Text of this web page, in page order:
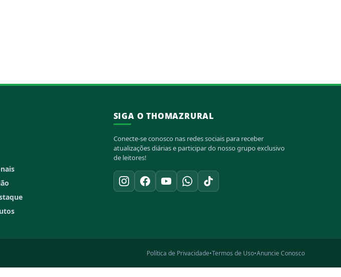
SIGA O THOMAZRURAL
Conecte-se conosco nas redes sociais para receber
atualizações diárias e participar do nosso grupo exclusivo
de leitores!
Política de Privacidade•Termos de Uso•Anuncie Conosco